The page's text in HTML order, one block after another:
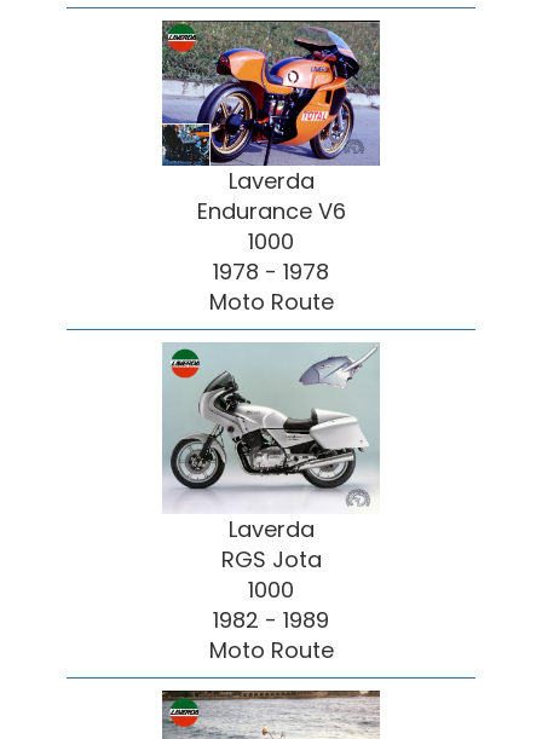
Laverda
Endurance V6
1000
1978 - 1978
Moto Route
Laverda
RGS Jota
1000
1982 - 1989
Moto Route